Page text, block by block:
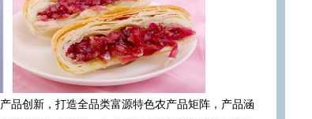
品创新，打造全品类富源特色农产品矩阵，产品涵